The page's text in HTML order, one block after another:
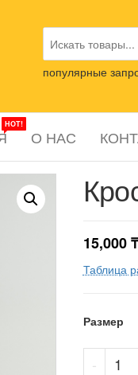
популярные
HOT!
О НАС
15,000₸
Таблица
Размер
-